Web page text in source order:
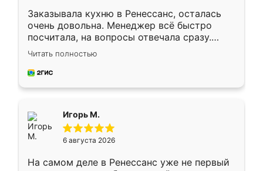
Заказывала кухню в Ренессанс, осталась
очень довольна. Менеджер всё быстро
посчитала, на вопросы отвечала сразу.
Замерщик приехал в субботу, подошёл к
делу со всей ответственностью. Собрали
за день, ребята работали аккуратно, даже
Читать полностью
Игорь М.
6 августа 2026
На самом деле в Ренессанс уже не первый